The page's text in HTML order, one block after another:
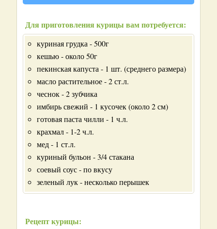
Для приготовления курицы вам потребуется:
куриная грудка - 500г
кешью - около 50г
пекинская капуста - 1 шт. (среднего размера)
масло растительное - 2 ст.л.
чеснок - 2 зубчика
имбирь свежий - 1 кусочек (около 2 см)
готовая паста чилли - 1 ч.л.
крахмал - 1-2 ч.л.
мед - 1 ст.л.
куриный бульон - 3/4 стакана
соевый соус - по вкусу
зеленый лук - несколько перышек
Рецепт курицы: